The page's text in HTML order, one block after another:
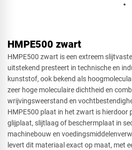
HMPE500 zwart
HMPE500 zwart is een extreem
uitstekend presteert in technische en
kunststof, ook bekend als
zeer hoge moleculaire dichtheid en
wrijvingsweerstand en
HMPE500 plaat in het zwart is hierdoor
glijplaat, slijtlaag of beschermplaat in
machinebouw en
levert dit materiaal exact op maat, met